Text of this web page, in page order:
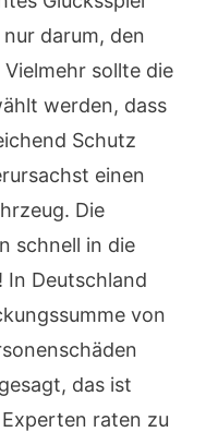
darum, den
sollte die
werden, dass
Schutz
einen
Die
schnell in die
In Deutschland
von
das ist
raten zu